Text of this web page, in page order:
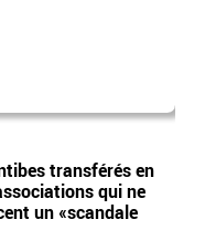
transférés en
qui ne
un «scandale